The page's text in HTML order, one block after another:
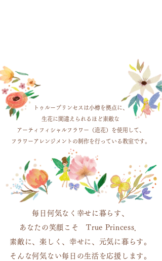
毎日何気なく幸せに暮らす、
あなたの笑顔こそ True Princess．
素敵に、楽しく、幸せに、元気に暮らす。
そんな何気ない毎日の生活を応援します。
トゥループリンセスは小樽を拠点に、
生花に間違えられるほど素敵な
アーティフィシャルフラワー（造花）を使用して、
フラワーアレンジメントの制作を行っている教室です。